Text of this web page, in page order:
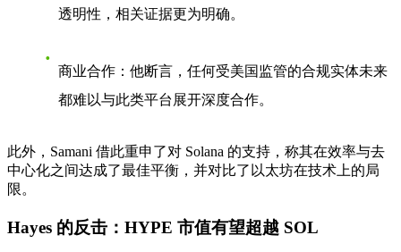
透明性，相关证据更为明确。
商业合作 ：他断言，任何受美国监管的合规实体未来
都难以与此类平台展开深度合作。
此外，Samani 借此重申了对 Solana 的支持，称其在效率与去
中心化之间达成了最佳平衡，并对比了以太坊在技术上的局
限。
Hayes 的反击：HYPE 市值有望超越 SOL